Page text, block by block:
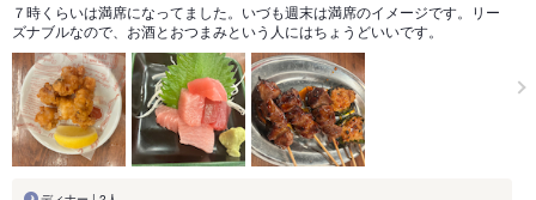
７時くらいは満席になってました。いづも週末は満席のイメージです。リー
ズナブルなので、お酒とおつまみという人にはちょうどいいです。